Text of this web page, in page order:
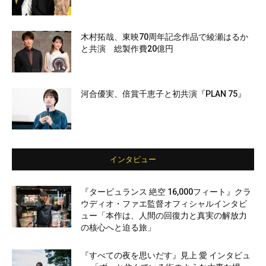
木村拓哉、東映70周年記念作品で綾瀬はるか
と共演 総製作費20億円
河合優実、倍賞千恵子と初共演『PLAN 75』
インタビュー
『タービュランス 絶空 16,000フィート』クラ
ウディオ・ファエ監督オフィシャルインタビ
ュー「本作は、人間の回復力と真実の解放力
の核心へと迫る旅」
『すべての夜を思いだす』見上 愛 インタビュ